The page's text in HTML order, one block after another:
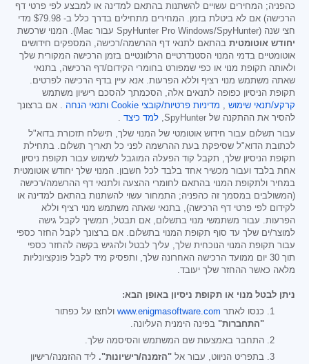
כהפניה; המחירים עשויים להשתנות בהתאם למדינה או למבצע לפי פרטי דף
הרכישה) אם לא ביטלת בזמן. המחירים מתחילים בדרך כלל ב- $79.98 מדי
חצי שנה (SpyHunter Pro Windows/SpyHunter עבור Mac). המנוי שרכשת
יחודש אוטומטית בהתאם לתנאי דף ההרשמה/רכישה, המספקים חידושים
אוטומטיים בדמי המנוי הסטנדרטיים הרלוונטיים בזמן הרכישה המקורית שלך
ולאותה תקופת מנוי או כפי שמפורט בחומרי הקידום/דף הרכישה, בתנאי
שאתה משתמש מנוי רציף וללא הפרעות. אנא עיין בדף הרכישה לפרטים.
תקופת הניסיון כפופה לתנאים אלה, הסכמתך להסכם רישיון משתמש
קרקע/תנאי שימוש
מדיניות פרטיות/קובצי Cookie ותנאי הנחה . אם ברצונך
להסיר את ההתקנה של SpyHunter,
למד כיצד
עבור תשלום עבור חידוש אוטומטי של המנוי שלך, תישלח תזכורת בדוא"ל
לכתובת הדוא"ל שסיפקת בעת ההרשמה לפני כל תאריך תשלום. בתחילת
תקופת הניסיון שלך, תקבל קוד הפעלה המוגבל לשימוש עבור תקופת ניסיון
אחת בלבד ועבור מכשיר אחד בלבד לכל חשבון. המנוי שלך יחודש אוטומטית
במחיר ולתקופת המנוי בהתאם לחומרי ההצעה ולתנאי דף ההרשמה/רכישה
(המשולבים במסמך זה כהפניה; התמחור עשוי להשתנות בהתאם למדינה או
לקידום לפי פרטי דף הרכישה), בתנאי שאתה משתמש מנוי רציף וללא
הפרעות. עבור משתמשי מנוי בתשלום, אם תבטל, תמשיך לקבל גישה
למוצר/ים שלך עד סוף תקופת המנוי בתשלום. אם ברצונך לקבל החזר כספי
עבור תקופת המנוי הנוכחית שלך, עליך לבטל ולהגיש בקשה להחזר כספי
תוך 30 יום ממועד הרכישה האחרונה שלך, ותפסיק מיד לקבל פונקציונליות
מלאה כאשר ההחזר שלך יעובד.
ניתן לבטל מנוי או תקופת ניסיון באופן הבא:
כנסו לאתר www.enigmasoftware.com ולחצו על כפתור
"התחברות" בפינה הימנית העליונה.
התחבר באמצעות שם המשתמש והסיסמה שלך.
בתפריט הניווט, עבור אל "הזמנה/רישיונות". ליד ההזמנה/רישיון